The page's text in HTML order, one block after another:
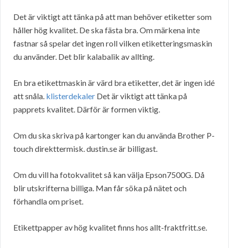
Det är viktigt att tänka på att man behöver etiketter som
håller hög kvalitet. De ska fästa bra. Om märkena inte
fastnar så spelar det ingen roll vilken etiketteringsmaskin
du använder. Det blir kalabalik av allting.
En bra etikettmaskin är värd bra etiketter, det är ingen idé
att snåla. klisterdekaler Det är viktigt att tänka på
papprets kvalitet. Därför är formen viktig.
Om du ska skriva på kartonger kan du använda Brother P-
touch direkttermisk. dustin.se är billigast.
Om du vill ha fotokvalitet så kan välja Epson7500G. Då
blir utskrifterna billiga. Man får söka på nätet och
förhandla om priset.
Etikettpapper av hög kvalitet finns hos allt-fraktfritt.se.